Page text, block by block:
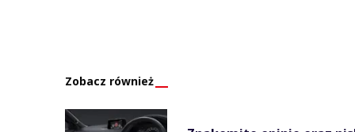
Zobacz również